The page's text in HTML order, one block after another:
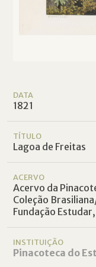
DATA
1821
TÍTULO
Lagoa de Freitas
ACERVO
Acervo da
Coleção
Fundação
INSTITUIÇÃO
Pinacoteca do